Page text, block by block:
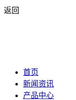
返回
首页
新闻资讯
产品中心